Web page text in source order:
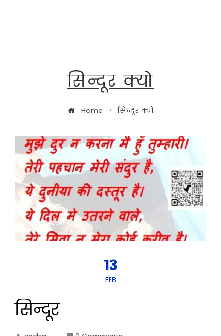
सिन्दूर क्यो
Home सिन्दूर क्यो
13
FEB
सिन्दूर